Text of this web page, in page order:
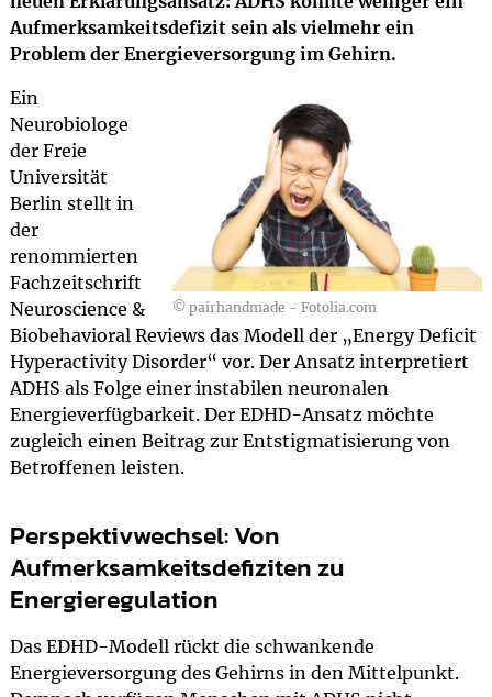
Aufmerksamkeitsdefizit sein als vielmehr ein
Problem der Energieversorgung im Gehirn.
© pairhandmade - Fotolia.com
Ein
Neurobiologe
der Freie
Universität
Berlin stellt in
der
renommierten
Fachzeitschrift
Neuroscience &
Biobehavioral Reviews das Modell der „Energy Deficit
Hyperactivity Disorder“ vor. Der Ansatz interpretiert
ADHS als Folge einer instabilen neuronalen
Energieverfügbarkeit. Der EDHD-Ansatz möchte
zugleich einen Beitrag zur Entstigmatisierung von
Betroffenen leisten.
Perspektivwechsel: Von
Aufmerksamkeitsdefiziten zu
Energieregulation
Das EDHD-Modell rückt die schwankende
Energieversorgung des Gehirns in den Mittelpunkt.